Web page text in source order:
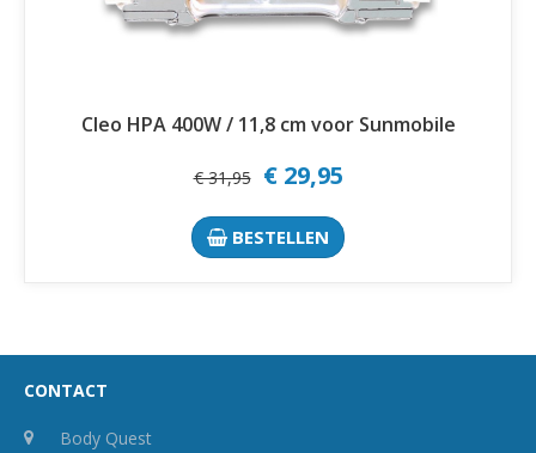
Cleo HPA 400W / 11,8 cm voor Sunmobile
€ 31,95 € 29,95
BESTELLEN
CONTACT
Body Quest